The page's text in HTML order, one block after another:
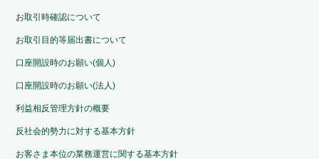
お取引時確認について
お取引目的等届出書について
口座開設時のお願い(個人)
口座開設時のお願い(法人)
利益相反管理方針の概要
反社会的勢力に対する基本方針
お客さま本位の業務運営に関する基本方針